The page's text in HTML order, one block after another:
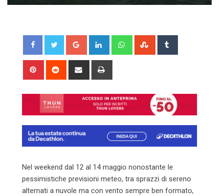
Google+ LinkedIn WhatsappStumbleUpon
Pinterest Reddit
Share
Nel weekend dal 12 al 14 maggio nonostante le
pessimistiche previsioni meteo, tra sprazzi di sereno
alternati a nuvole ma con vento sempre ben formato,